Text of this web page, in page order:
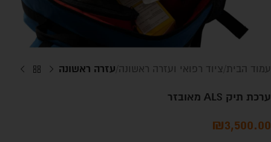
עמוד הבית ציוד רפואי ועזרה ראשונה עזרה ראשונה
ערכת תיק ALS מאובזר
₪3,500.00